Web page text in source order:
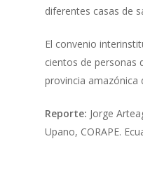
diferentes casas de
El convenio
cientos de personas
provincia amazónica
Reporte: Jorge
Upano, CORAPE.